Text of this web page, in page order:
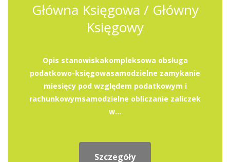
Główna Księgowa / Główny
Księgowy
Opis stanowiskakompleksowa obsługa
podatkowo-księgowasamodzielne zamykanie
miesięcy pod względem podatkowym i
rachunkowymsamodzielne obliczanie zaliczek
w...
Szczegóły